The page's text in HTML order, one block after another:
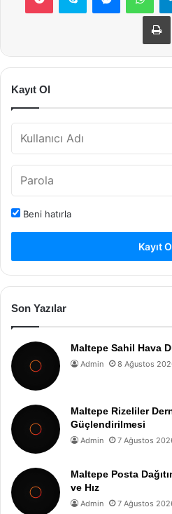
Kayıt Ol
Beni hatırla
Kayıt
Son Yazılar
Maltepe Sahil Hava
Admin 8 Ağustos
Maltepe Rizeliler
Güçlendirilmesi
Admin 7 Ağustos
Maltepe Posta
ve Hız
Admin 7 Ağustos